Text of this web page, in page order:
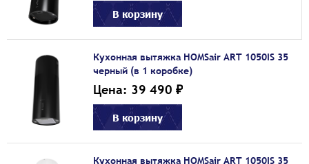
В корзину
Кухонная вытяжка HOMSair ART 1050IS 35
черный (в 1 коробке)
Цена: 39 490 ₽
В корзину
Кухонная вытяжка HOMSair ART 1050IS 35